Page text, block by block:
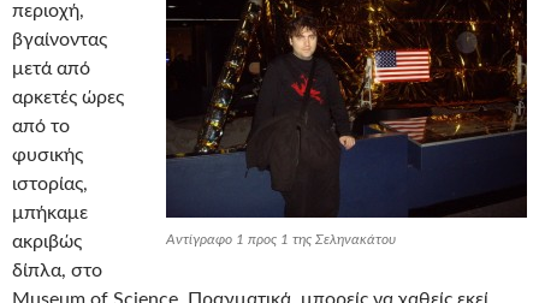
Αντίγραφο 1 προς 1 της Σεληνακάτου
περιοχή,
βγαίνοντας
μετά από
αρκετές ώρες
από το
φυσικής
ιστορίας,
μπήκαμε
ακριβώς
δίπλα, στο